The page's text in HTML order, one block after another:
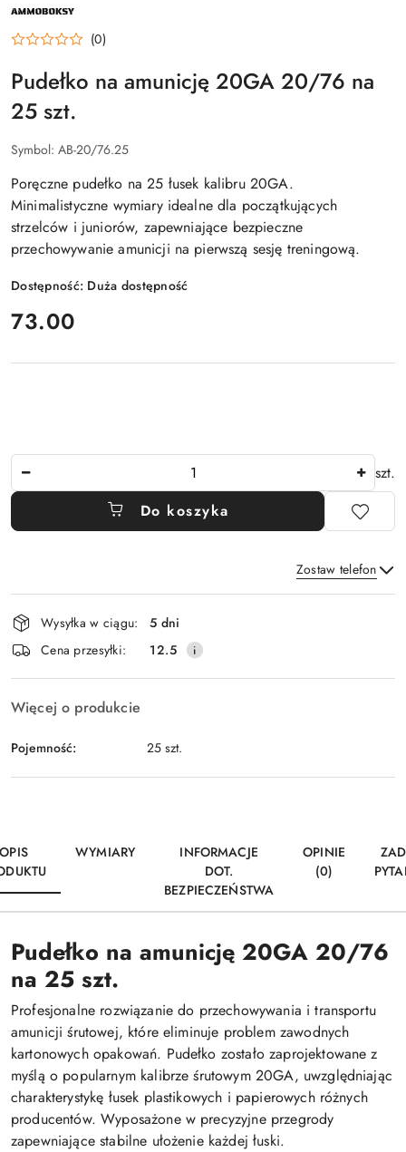
NAZWA
PRODUCENTA:
AMMOBOKSY (0)
Pudełko na amunicję 20GA 20/76 na
25 szt.
Symbol: AB-20/76.25
Poręczne pudełko na 25 łusek kalibru 20GA.
Minimalistyczne wymiary idealne dla początkujących
strzelców i juniorów, zapewniające bezpieczne
przechowywanie amunicji na pierwszą sesję treningową.
Dostępność: Duża dostępność
cena:
73.00
szt.
Do koszyka
Zostaw telefon
Wyślij
Dostępność
i
dostawa
Wysyłka w ciągu:
5 dni
Cena przesyłki:
12.5
Więcej o produkcie
Pojemność: 25 szt.
OPIS
WYMIARY
INFORMACJE
DOT.
BEZPIECZEŃSTWA
OPINIE
(0)
Pudełko na amunicję 20GA 20/76
na 25 szt.
Profesjonalne rozwiązanie do przechowywania i transportu
amunicji śrutowej, które eliminuje problem zawodnych
kartonowych opakowań. Pudełko zostało zaprojektowane z
myślą o popularnym kalibrze śrutowym 20GA, uwzględniając
charakterystykę łusek plastikowych i papierowych różnych
producentów. Wyposażone w precyzyjne przegrody
zapewniające stabilne ułożenie każdej łuski.